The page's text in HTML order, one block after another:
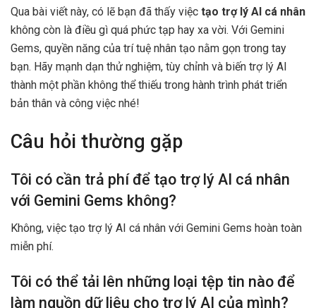
Qua bài viết này, có lẽ bạn đã thấy việc tạo trợ lý AI cá nhân
không còn là điều gì quá phức tạp hay xa vời. Với Gemini
Gems, quyền năng của trí tuệ nhân tạo nằm gọn trong tay
bạn. Hãy mạnh dạn thử nghiệm, tùy chỉnh và biến trợ lý AI
thành một phần không thể thiếu trong hành trình phát triển
bản thân và công việc nhé!
Câu hỏi thường gặp
Tôi có cần trả phí để tạo trợ lý AI cá nhân
với Gemini Gems không?
Không, việc tạo trợ lý AI cá nhân với Gemini Gems hoàn toàn
miễn phí.
Tôi có thể tải lên những loại tệp tin nào để
làm nguồn dữ liệu cho trợ lý AI của mình?